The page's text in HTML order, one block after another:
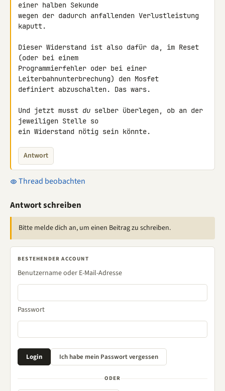
einer halben Sekunde
wegen der dadurch anfallenden Verlustleistung
kaputt.
Dieser Widerstand ist also dafür da, im Reset
(oder bei einem
Programmierfehler oder bei einer
Leiterbahnunterbrechung) den Mosfet
definiert abzuschalten. Das wars.
Und jetzt musst du selber überlegen, ob an der
jeweiligen Stelle so
ein Widerstand nötig sein könnte.
Antwort
Thread beobachten
Antwort schreiben
Bitte melde dich an, um einen Beitrag zu schreiben.
BESTEHENDER ACCOUNT
Benutzername oder E-Mail-Adresse
Passwort
ODER